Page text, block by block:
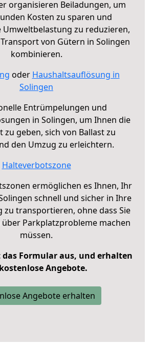
organisieren Beiladungen, um
Kosten zu sparen und
Umweltbelastung zu reduzieren,
von Gütern in Solingen
kombinieren.
oder Haushaltsauflösung in
Solingen
Entrümpelungen und
in Solingen, um Ihnen die
zu geben, sich von Ballast zu
den Umzug zu erleichtern.
Halteverbotszone
ermöglichen es Ihnen, Ihr
schnell und sicher in Ihre
zu transportieren, ohne dass Sie
über Parkplatzprobleme machen
müssen.
das Formular aus, und erhalten
Angebote.
Angebote erhalten